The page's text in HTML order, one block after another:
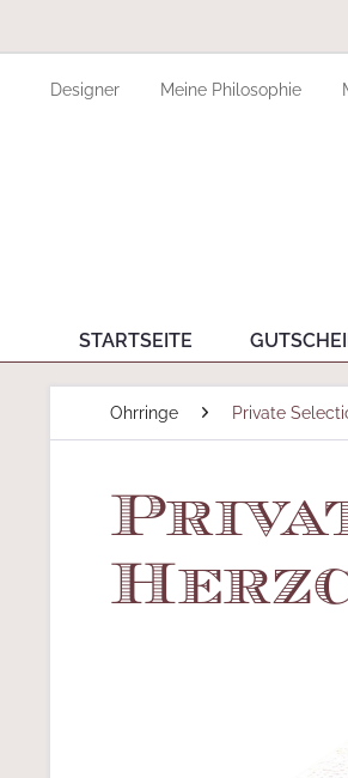
Designer Meine Philosophie
STARTSEITE
Ohrringe Private